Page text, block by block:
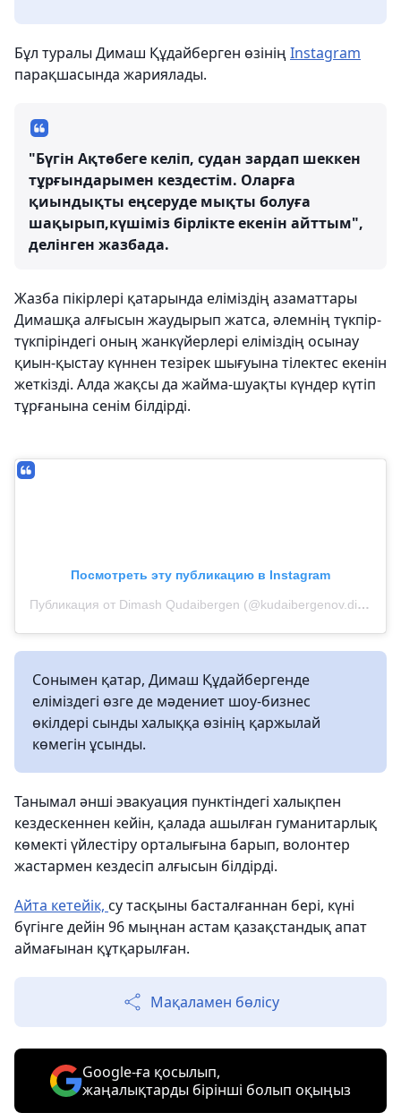
Бұл туралы Димаш Құдайберген өзінің Instagram
парақшасында жариялады.
"Бүгін Ақтөбеге келіп, судан зардап шеккен
тұрғындарымен кездестім. Оларға
қиындықты еңсеруде мықты болуға
шақырып,күшіміз бірлікте екенін айттым",
делінген жазбада.
Жазба пікірлері қатарында еліміздің азаматтары
Димашқа алғысын жаудырып жатса, әлемнің түкпір-
түкпіріндегі оның жанкүйерлері еліміздің осынау
қиын-қыстау күннен тезірек шығуына тілектес екенін
жеткізді. Алда жақсы да жайма-шуақты күндер күтіп
тұрғанына сенім білдірді.
Посмотреть эту публикацию в Instagram
Публикация от Dimash Qudaibergen (@kudaibergenov.dimash)
Сонымен қатар, Димаш Құдайбергенде
еліміздегі өзге де мәдениет шоу-бизнес
өкілдері сынды халыққа өзінің қаржылай
көмегін ұсынды.
Танымал әнші эвакуация пунктіндегі халықпен
кездескеннен кейін, қалада ашылған гуманитарлық
көмекті үйлестіру орталығына барып, волонтер
жастармен кездесіп алғысын білдірді.
Айта кетейік, су тасқыны басталғаннан бері, күні
бүгінге дейін 96 мыңнан астам қазақстандық апат
аймағынан құтқарылған.
Мақаламен бөлісу
Google-ға қосылып,
жаңалықтарды бірінші болып оқыңыз